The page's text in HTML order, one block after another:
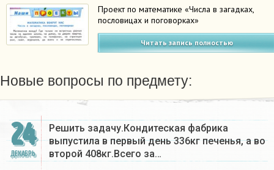
Проект по математике «Числа в загадках,
пословицах и поговорках»
Читать запись полностью
Новые вопросы по предмету:
24
ДЕКАБРЬ
Решить задачу.Кондитеская фабрика
выпустила в первый день 336кг печенья, а во
второй 408кг.Всего за…